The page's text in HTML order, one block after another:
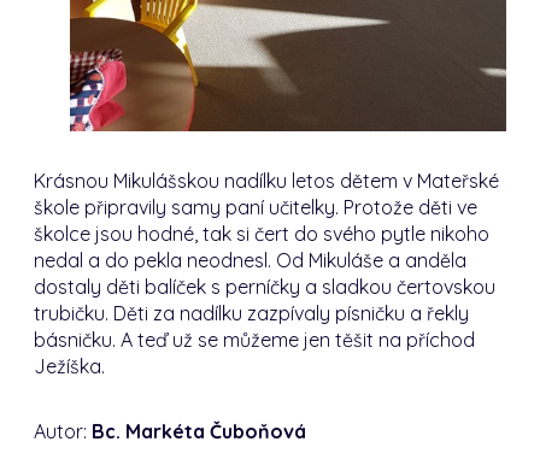
Krásnou Mikulášskou nadílku letos dětem v Mateřské
škole připravily samy paní učitelky. Protože děti ve
školce jsou hodné, tak si čert do svého pytle nikoho
nedal a do pekla neodnesl. Od Mikuláše a anděla
dostaly děti balíček s perníčky a sladkou čertovskou
trubičku. Děti za nadílku zazpívaly písničku a řekly
básničku. A teď už se můžeme jen těšit na příchod
Ježíška.
Autor: Bc. Markéta Čuboňová